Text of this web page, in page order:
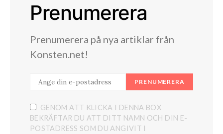
Prenumerera
Prenumerera på nya artiklar från
Konsten.net!
PRENUMERERA
GENOM ATT KLICKA I DENNA BOX
BEKRÄFTAR DU ATT DITT NAMN OCH DIN E-
POSTADRESS SOM DU ANGIVIT I